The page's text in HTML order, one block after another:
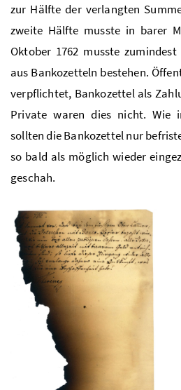
zur Hälfte der verlangten
zweite Hälfte musste in barer
Oktober 1762 musste
aus Bankozetteln bestehen.
verpflichtet, Bankozettel als
Private waren dies nicht. Wie
sollten die Bankozettel nur
so bald als möglich wieder
geschah.